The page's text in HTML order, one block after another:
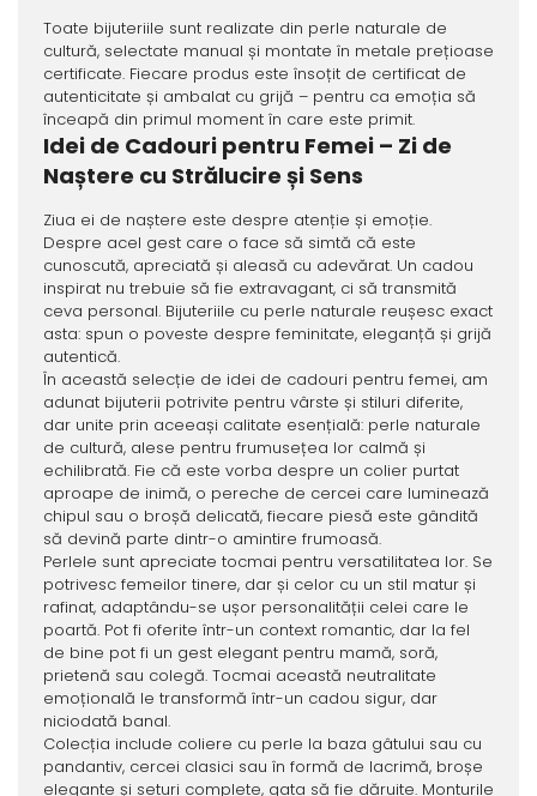
Toate bijuteriile sunt realizate din perle naturale de
cultură, selectate manual și montate în metale prețioase
certificate. Fiecare produs este însoțit de certificat de
autenticitate și ambalat cu grijă – pentru ca emoția să
înceapă din primul moment în care este primit.
Idei de Cadouri pentru Femei – Zi de
Naștere cu Strălucire și Sens
Ziua ei de naștere este despre atenție și emoție.
Despre acel gest care o face să simtă că este
cunoscută, apreciată și aleasă cu adevărat. Un cadou
inspirat nu trebuie să fie extravagant, ci să transmită
ceva personal. Bijuteriile cu perle naturale reușesc exact
asta: spun o poveste despre feminitate, eleganță și grijă
autentică.
În această selecție de idei de cadouri pentru femei, am
adunat bijuterii potrivite pentru vârste și stiluri diferite,
dar unite prin aceeași calitate esențială: perle naturale
de cultură, alese pentru frumusețea lor calmă și
echilibrată. Fie că este vorba despre un colier purtat
aproape de inimă, o pereche de cercei care luminează
chipul sau o broșă delicată, fiecare piesă este gândită
să devină parte dintr-o amintire frumoasă.
Perlele sunt apreciate tocmai pentru versatilitatea lor. Se
potrivesc femeilor tinere, dar și celor cu un stil matur și
rafinat, adaptându-se ușor personalității celei care le
poartă. Pot fi oferite într-un context romantic, dar la fel
de bine pot fi un gest elegant pentru mamă, soră,
prietenă sau colegă. Tocmai această neutralitate
emoțională le transformă într-un cadou sigur, dar
niciodată banal.
Colecția include coliere cu perle la baza gâtului sau cu
pandantiv, cercei clasici sau în formă de lacrimă, broșe
elegante și seturi complete, gata să fie dăruite. Monturile